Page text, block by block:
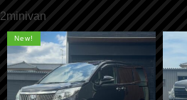
2minivan
New!